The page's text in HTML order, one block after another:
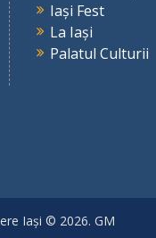
Iași Fest
La Iași
Palatul Culturii
Iași © 2026. GM